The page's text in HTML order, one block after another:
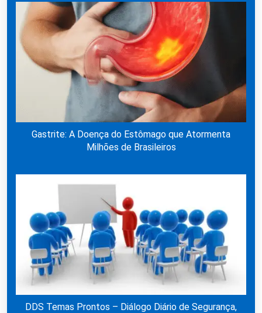
Gastrite: A Doença do Estômago que Atormenta
Milhões de Brasileiros
DDS Temas Prontos – Diálogo Diário de Segurança,